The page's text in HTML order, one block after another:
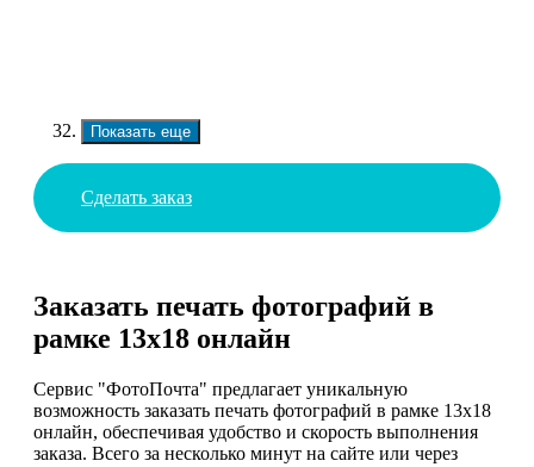
Показать еще
Сделать заказ
Заказать печать фотографий в
рамке 13х18 онлайн
Сервис "ФотоПочта" предлагает уникальную
возможность заказать печать фотографий в рамке 13х18
онлайн, обеспечивая удобство и скорость выполнения
заказа. Всего за несколько минут на сайте или через